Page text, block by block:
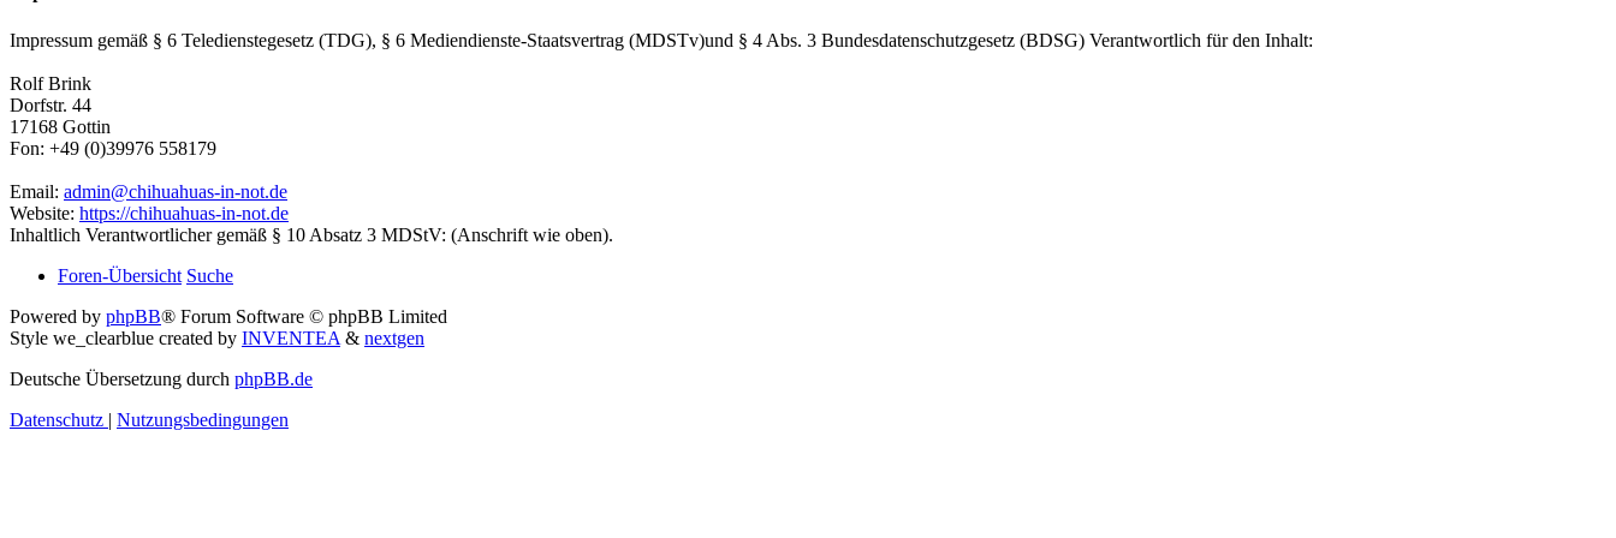
Impressum gemäß § 6 Teledienstegesetz (TDG), § 6 Mediendienste-Staatsvertrag (MDSTv)und § 4 Abs. 3 Bundesdatenschutzgesetz (BDSG) Verantwortlich für den Inhalt:
Rolf Brink
Dorfstr. 44
17168 Gottin
Fon: +49 (0)39976 558179
Email: admin@chihuahuas-in-not.de
Website: https://chihuahuas-in-not.de
Inhaltlich Verantwortlicher gemäß § 10 Absatz 3 MDStV: (Anschrift wie oben).
Foren-Übersicht Suche
Powered by phpBB® Forum Software © phpBB Limited
Style we_clearblue created by INVENTEA & nextgen
Deutsche Übersetzung durch phpBB.de
Datenschutz | Nutzungsbedingungen